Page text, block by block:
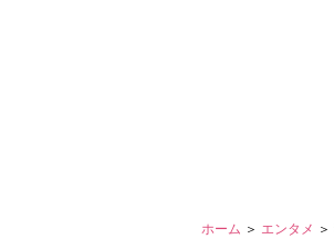
ホーム ＞ エンタメ